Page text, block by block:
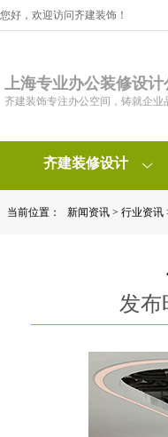
您好，欢迎访问齐建装饰！
上海专业办公装修设计
齐建装饰专注办公空间，铸就企业
齐建装修设计 
当前位置： 新闻资讯 > 行业资讯
发布